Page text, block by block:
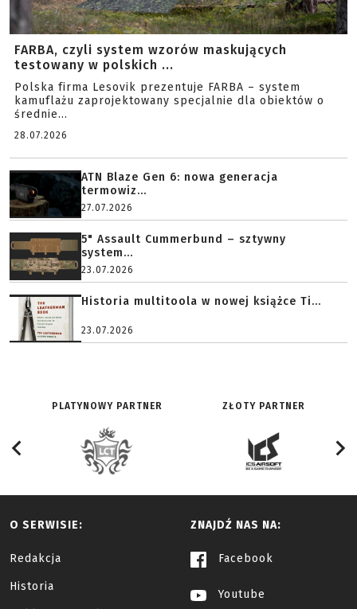
FARBA, czyli system wzorów maskujących
testowany w polskich ...
Polska firma Lesovik prezentuje FARBA – system
kamuflażu zaprojektowany specjalnie dla obiektów o
średnie...
28.07.2026
ATN Blaze Gen 6: nowa generacja
termowiz...
27.07.2026
5" Assault Cummerbund – sztywny
system...
23.07.2026
Historia multitoola w nowej książce Ti...
23.07.2026
PLATYNOWY PARTNER ZŁOTY PARTNER
O SERWISIE:
Redakcja
Historia
ZNAJDŹ NAS NA:
Facebook
Youtube